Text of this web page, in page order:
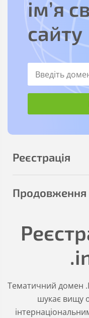
ім’я
сайту
Реєстрація
Продовження
Тематичний домен
шукає вищу